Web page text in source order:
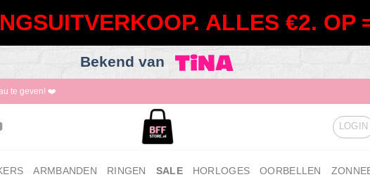
ALLES €2. OP
Bekend van
te geven! ❤️
LOGIN
ARMBANDEN RINGEN SALE HORLOGES OORBELLEN